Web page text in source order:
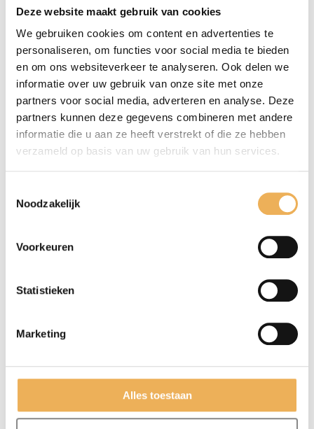
Deze website maakt gebruik van cookies
We gebruiken cookies om content en advertenties te
personaliseren, om functies voor social media te bieden
en om ons websiteverkeer te analyseren. Ook delen we
informatie over uw gebruik van onze site met onze
partners voor social media, adverteren en analyse. Deze
partners kunnen deze gegevens combineren met andere
informatie die u aan ze heeft verstrekt of die ze hebben
verzameld op basis van uw gebruik van hun services.
Noodzakelijk
Voorkeuren
Statistieken
Marketing
Alles toestaan
L
54
B
39
cm
24
bladen
aantal
IN WINKELMAND
Artikelnummer:FI171 Categorieën: Fineer let op! wordt niet
opgestuurd!, Iepenwortel
Afmetingen
54 × 39 cm
GERELATEERDE PRODUCTEN